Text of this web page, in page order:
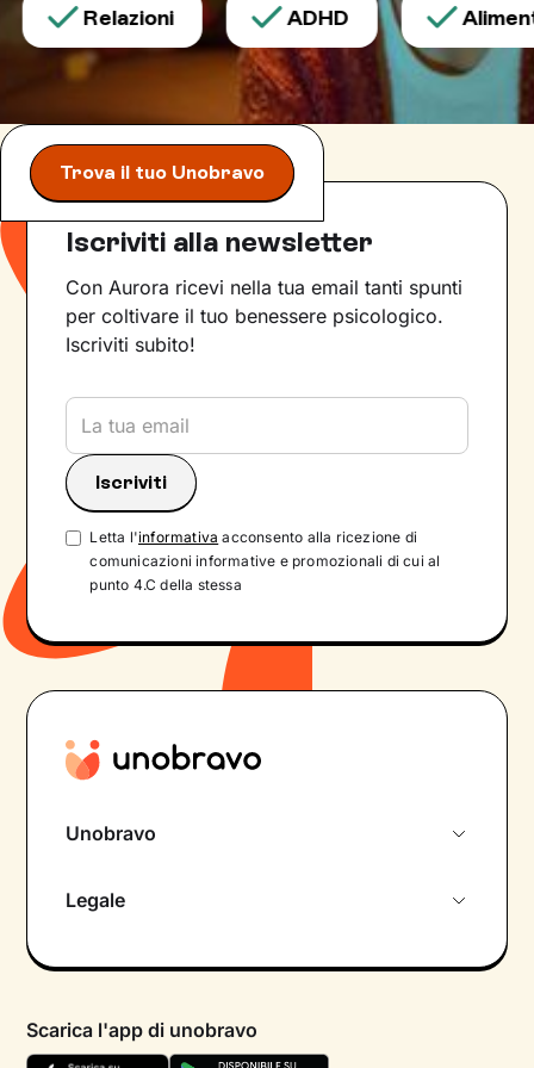
Relazioni ADHD
Trova il tuo Unobravo
Iscriviti alla newsletter
Con Aurora ricevi nella tua email tanti spunti
per coltivare il tuo benessere psicologico.
Iscriviti subito!
Letta l'informativa acconsento alla ricezione di
comunicazioni informative e promozionali di cui al
punto 4.C della stessa
Unobravo
Psicologo in chat
Aiuto urgente
Legale
Termini e condizioni
Scarica l'app di unobravo